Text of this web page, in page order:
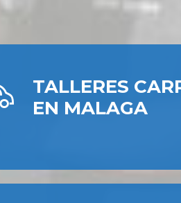
TALLERES
EN MALAGA